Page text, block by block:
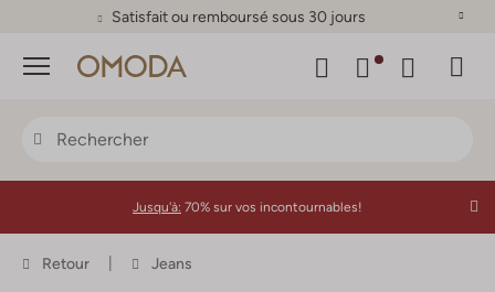
Satisfait ou remboursé sous 30 jours
Menu
Jusqu'à: 70% sur vos incontournables!
Retour Jeans